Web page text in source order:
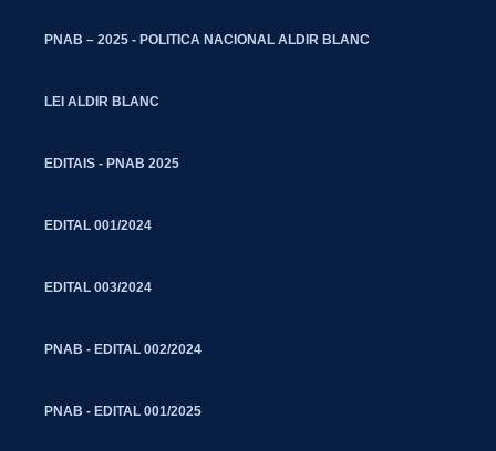
PNAB – 2025 - POLITICA NACIONAL ALDIR BLANC
LEI ALDIR BLANC
EDITAIS - PNAB 2025
EDITAL 001/2024
EDITAL 003/2024
PNAB - EDITAL 002/2024
PNAB - EDITAL 001/2025